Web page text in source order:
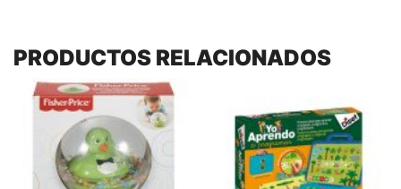
PRODUCTOS RELACIONADOS